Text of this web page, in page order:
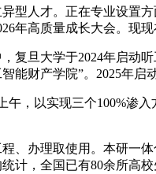
人才。正在专业设置方
年高质量成长大会。现现
旦大学于2024年启动听
能财产学院”。2025年
，以实现三个100%渗
办理取使用。本研一体
计，全国已有80余所高